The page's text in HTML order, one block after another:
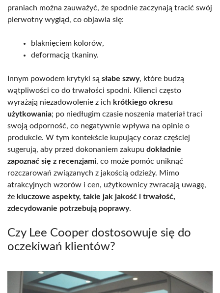
praniach można zauważyć, że spodnie zaczynają tracić swój
pierwotny wygląd, co objawia się:
blaknięciem kolorów,
deformacją tkaniny.
Innym powodem krytyki są słabe szwy, które budzą
wątpliwości co do trwałości spodni. Klienci często
wyrażają niezadowolenie z ich krótkiego okresu
użytkowania; po niedługim czasie noszenia materiał traci
swoją odporność, co negatywnie wpływa na opinie o
produkcie. W tym kontekście kupujący coraz częściej
sugerują, aby przed dokonaniem zakupu dokładnie
zapoznać się z recenzjami, co może pomóc uniknąć
rozczarowań związanych z jakością odzieży. Mimo
atrakcyjnych wzorów i cen, użytkownicy zwracają uwagę,
że kluczowe aspekty, takie jak jakość i trwałość,
zdecydowanie potrzebują poprawy.
Czy Lee Cooper dostosowuje się do
oczekiwań klientów?